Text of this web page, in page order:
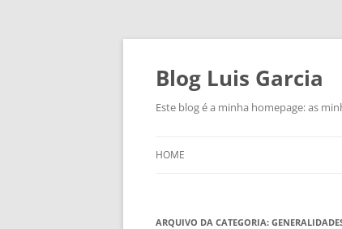
Saltar
conteúdo
Blog Luis Garcia
Este blog é a minha homepage: as
HOME
ARQUIVO DA CATEGORIA: